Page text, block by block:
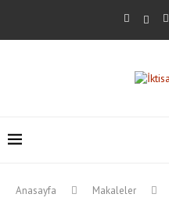
Anasayfa Makaleler